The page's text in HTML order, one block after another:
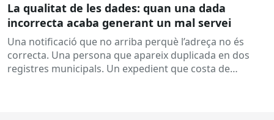
La qualitat de les dades: quan una dada
incorrecta acaba generant un mal servei
Una notificació que no arriba perquè l’adreça no és
correcta. Una persona que apareix duplicada en dos
registres municipals. Un expedient que costa de